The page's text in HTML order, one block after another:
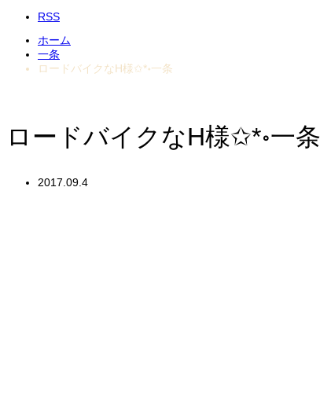
RSS
ホーム
一条
ロードバイクなH様✩*॰一条
ロードバイクなH様✩*॰一条
2017.09.4